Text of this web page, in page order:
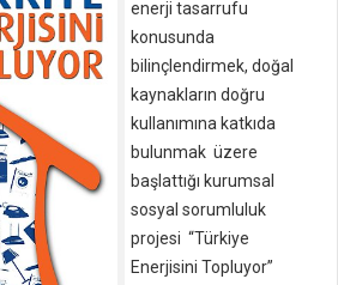
enerji tasarrufu
konusunda
bilinçlendirmek, doğal
kaynakların doğru
kullanımına katkıda
bulunmak üzere
başlattığı kurumsal
sosyal sorumluluk
projesi “Türkiye
Enerjisini Topluyor”